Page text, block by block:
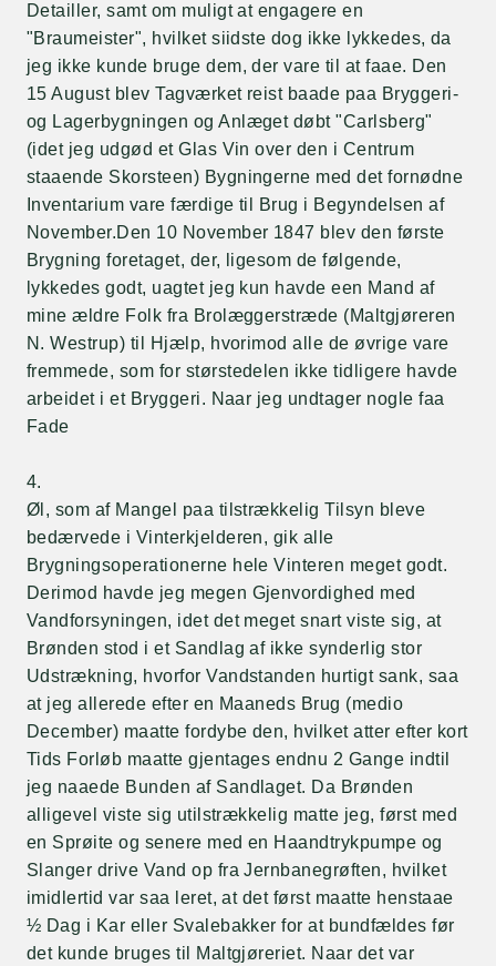
Detailler, samt om muligt at engagere en
"Braumeister", hvilket siidste dog ikke lykkedes, da
jeg ikke kunde bruge dem, der vare til at faae. Den
15 August blev Tagværket reist baade paa Bryggeri-
og Lagerbygningen og Anlæget døbt "Carlsberg"
(idet jeg udgød et Glas Vin over den i Centrum
staaende Skorsteen) Bygningerne med det fornødne
Inventarium vare færdige til Brug i Begyndelsen af
November.Den 10 November 1847 blev den første
Brygning foretaget, der, ligesom de følgende,
lykkedes godt, uagtet jeg kun havde een Mand af
mine ældre Folk fra Brolæggerstræde (Maltgjøreren
N. Westrup) til Hjælp, hvorimod alle de øvrige vare
fremmede, som for størstedelen ikke tidligere havde
arbeidet i et Bryggeri. Naar jeg undtager nogle faa
Fade
4.
Øl, som af Mangel paa tilstrækkelig Tilsyn bleve
bedærvede i Vinterkjelderen, gik alle
Brygningsoperationerne hele Vinteren meget godt.
Derimod havde jeg megen Gjenvordighed med
Vandforsyningen, idet det meget snart viste sig, at
Brønden stod i et Sandlag af ikke synderlig stor
Udstrækning, hvorfor Vandstanden hurtigt sank, saa
at jeg allerede efter en Maaneds Brug (medio
December) maatte fordybe den, hvilket atter efter kort
Tids Forløb maatte gjentages endnu 2 Gange indtil
jeg naaede Bunden af Sandlaget. Da Brønden
alligevel viste sig utilstrækkelig matte jeg, først med
en Sprøite og senere med en Haandtrykpumpe og
Slanger drive Vand op fra Jernbanegrøften, hvilket
imidlertid var saa leret, at det først maatte henstaae
½ Dag i Kar eller Svalebakker for at bundfældes før
det kunde bruges til Maltgjøreriet. Naar det var